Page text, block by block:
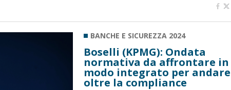
BANCHE E SICUREZZA 2024
Boselli (KPMG): Ondata
normativa da affrontare in
modo integrato per andare
oltre la compliance